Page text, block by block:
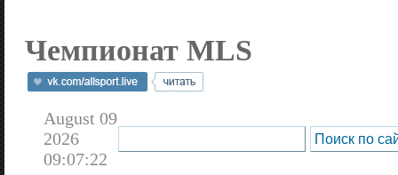
Чемпионат MLS
August 09
2026
09:07:22